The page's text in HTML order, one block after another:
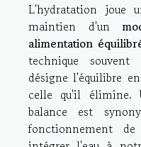
L'hydratation joue
maintien d'un
alimentation
technique
désigne l'équilibre
celle qu'il élimine.
balance est
fonctionnement